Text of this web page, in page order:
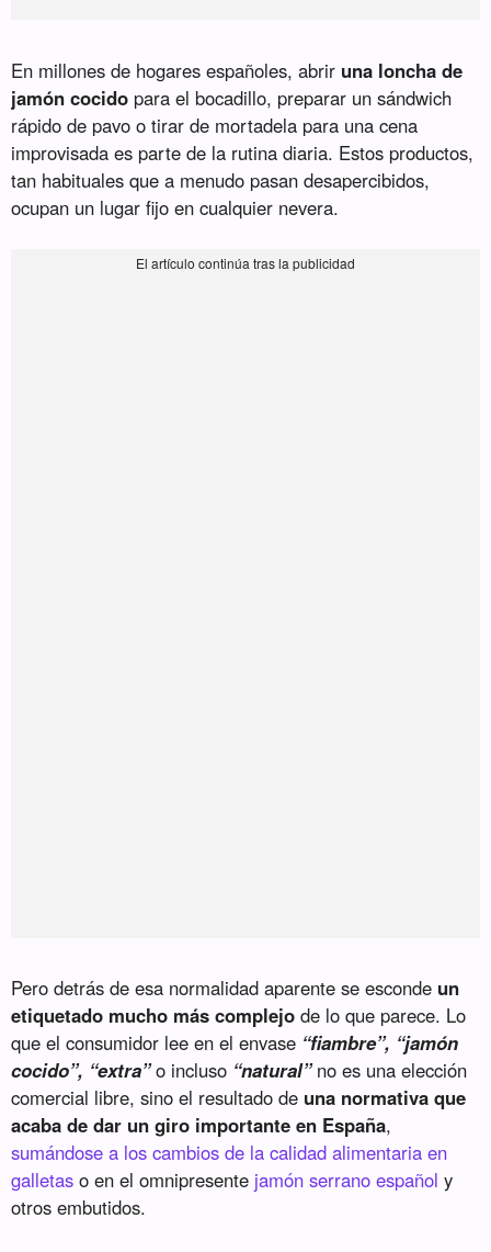
En millones de hogares españoles, abrir una loncha de
jamón cocido para el bocadillo, preparar un sándwich
rápido de pavo o tirar de mortadela para una cena
improvisada es parte de la rutina diaria. Estos productos,
tan habituales que a menudo pasan desapercibidos,
ocupan un lugar fijo en cualquier nevera.
Pero detrás de esa normalidad aparente se esconde un
etiquetado mucho más complejo de lo que parece. Lo
que el consumidor lee en el envase “fiambre”, “jamón
cocido”, “extra”o incluso “natural”no es una elección
comercial libre, sino el resultado de una normativa que
acaba de dar un giro importante en España,
sumándose a los cambios de la calidad alimentaria en
galletas o en el omnipresente jamón serrano español y
otros embutidos.